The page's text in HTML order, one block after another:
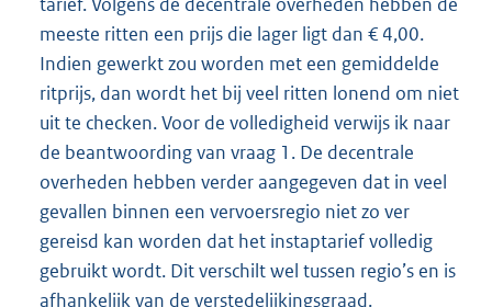
meeste ritten een prijs die lager ligt dan € 4,00.
Indien gewerkt zou worden met een gemiddelde
ritprijs, dan wordt het bij veel ritten lonend om niet
uit te checken. Voor de volledigheid verwijs ik naar
de beantwoording van vraag 1. De decentrale
overheden hebben verder aangegeven dat in veel
gevallen binnen een vervoersregio niet zo ver
gereisd kan worden dat het instaptarief volledig
gebruikt wordt. Dit verschilt wel tussen regio’s en is
afhankelijk van de verstedelijkingsgraad.